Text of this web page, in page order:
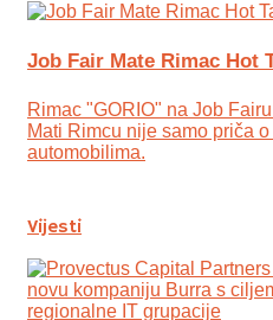
Job Fair Mate Rimac Hot
Rimac "GORIO" na Job
Mati Rimcu nije samo priča
automobilima.
Vijesti